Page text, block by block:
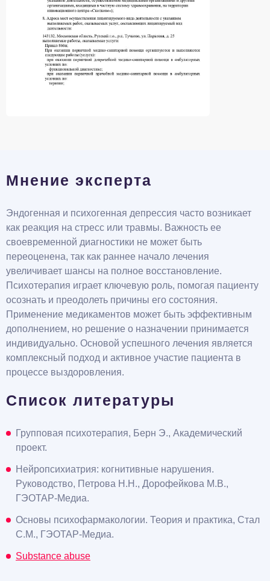
Мнение эксперта
Эндогенная и психогенная депрессия часто возникает
как реакция на стресс или травмы. Важность ее
своевременной диагностики не может быть
переоценена, так как раннее начало лечения
увеличивает шансы на полное восстановление.
Психотерапия играет ключевую роль, помогая пациенту
осознать и преодолеть причины его состояния.
Применение медикаментов может быть эффективным
дополнением, но решение о назначении принимается
индивидуально. Основой успешного лечения является
комплексный подход и активное участие пациента в
процессе выздоровления.
Список литературы
Групповая психотерапия, Берн Э., Академический
проект.
Нейропсихиатрия: когнитивные нарушения.
Руководство, Петрова Н.Н., Дорофейкова М.В.,
ГЭОТАР-Медиа.
Основы психофармакологии. Теория и практика, Стал
С.М., ГЭОТАР-Медиа.
Substance abuse